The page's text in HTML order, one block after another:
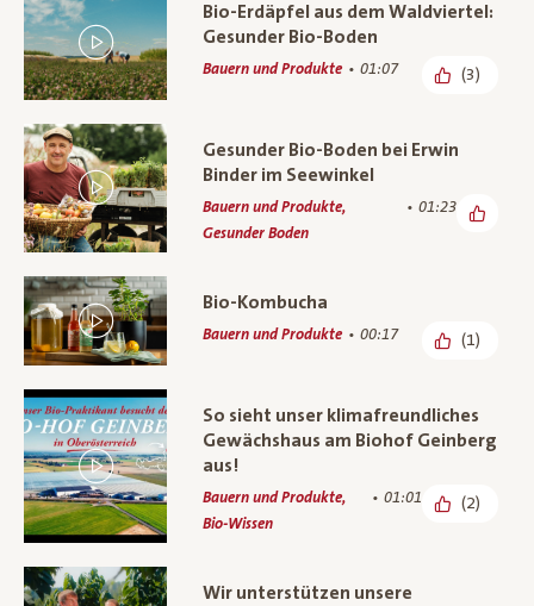
Bio-Erdäpfel aus dem Waldviertel:
Gesunder Bio-Boden
Bauern und Produkte 01:07 (3)
Gesunder Bio-Boden bei Erwin
Binder im Seewinkel
Bauern und Produkte,
Gesunder Boden
01:23
Bio-Kombucha
Bauern und Produkte 00:17 (1)
So sieht unser klimafreundliches
Gewächshaus am Biohof Geinberg
aus!
Bauern und Produkte,
Bio-Wissen
01:01 (2)
Wir unterstützen unsere